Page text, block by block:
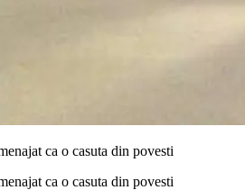
ca o casuta din povesti
ca o casuta din povesti